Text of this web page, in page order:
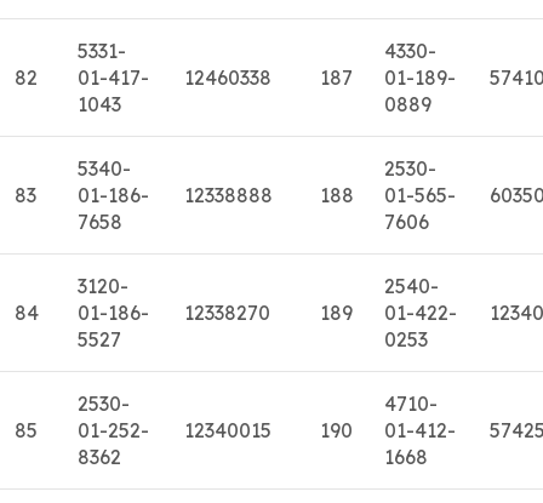
82
5331-
01-417-
1043
12460338 187
4330-
01-189-
0889
83
5340-
01-186-
7658
12338888 188
2530-
01-565-
7606
84
3120-
01-186-
5527
12338270 189
2540-
01-422-
0253
85
2530-
01-252-
8362
12340015 190
4710-
01-412-
1668